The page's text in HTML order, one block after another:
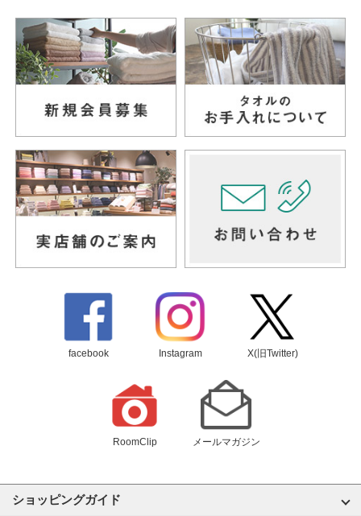
facebook Instagram X(旧Twitter)
RoomClip メールマガジン
ショッピングガイド